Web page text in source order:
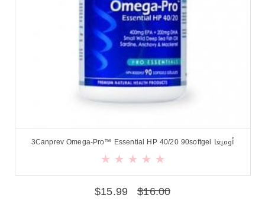
أوميغا 3Canprev Omega-Pro™ Essential HP 40/20 90softgel
$16.00
$15.99